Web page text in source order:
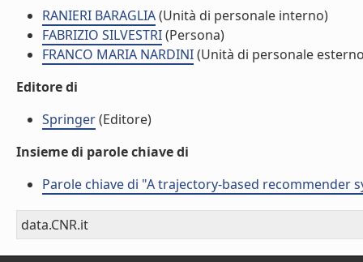
RANIERI BARAGLIA(Unità di personale interno)
FABRIZIO SILVESTRI(Persona)
FRANCO MARIA NARDINI(Unità di personale
Editore di
Springer(Editore)
Insieme di parole chiave di
Parole chiave di "A trajectory-based recommender
data.CNR.it